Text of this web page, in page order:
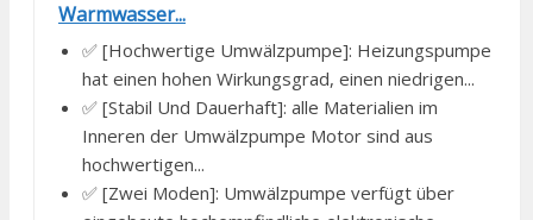
Warmwasser...
✅ [Hochwertige Umwälzpumpe]: Heizungspumpe
hat einen hohen Wirkungsgrad, einen niedrigen...
✅ [Stabil Und Dauerhaft]: alle Materialien im
Inneren der Umwälzpumpe Motor sind aus
hochwertigen...
✅ [Zwei Moden]: Umwälzpumpe verfügt über